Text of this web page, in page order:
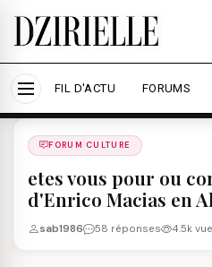
Nous utilisons des
expérience et mesurer
Accepter tout
FIL D'ACTU FORUMS
Forums
FORUM CULTURE
etes vous pour ou
d'Enrico Macias en
sab1986 58 réponses 4.5k